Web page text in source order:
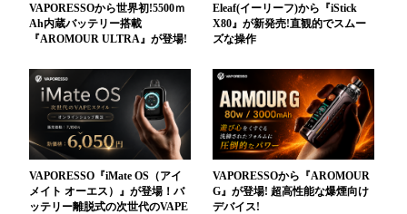
VAPORESSOから世界初!5500ｍ
Ah内蔵バッテリー搭載
『AROMOUR ULTRA』が登場!
Eleaf(イーリーフ)から『iStick
X80』が新発売!直観的でスムー
ズな操作
VAPORESSO『iMate OS（アイ
メイト オーエス）』が登場！バ
ッテリー離脱式の次世代のVAPE
VAPORESSOから『AROMOUR
G』が登場! 超高性能な爆煙向け
デバイス!